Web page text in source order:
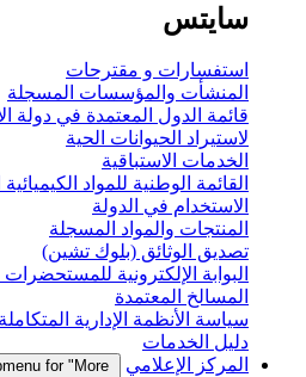
سايتس
استفسارات و مقترحات
المنشأت والمؤسسات المسجلة
قائمة الدول المعتمدة في دولة
لاستيراد الحيوانات الحية
الخدمات الاستباقية
القائمة الوطنية للمواد
الاستخدام في الدولة
المنتجات والمواد المسجلة
تصديق الوثائق (بلوك تشين)
البوابة الإلكترونية للمستحضرات
المسالخ المعتمدة
سياسة الأنظمة الإدارية المتكاملة
دليل الخدمات
المركز الإعلامي
for "More"